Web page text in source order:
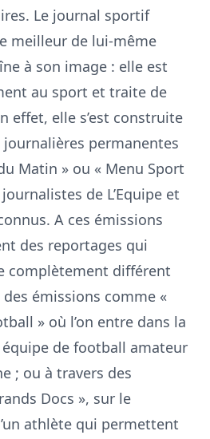
Le journal sportif
meilleur de lui-même
à son image : elle est
au sport et traite de
effet, elle s’est construite
journalières permanentes
Matin » ou « Menu Sport
de L’Equipe et
A ces émissions
des reportages qui
complètement différent
émissions comme «
» où l’on entre dans la
équipe de football amateur
; ou à travers des
Docs », sur le
athlète qui permettent